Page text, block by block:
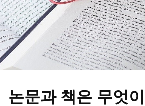
논문과 책은 무엇